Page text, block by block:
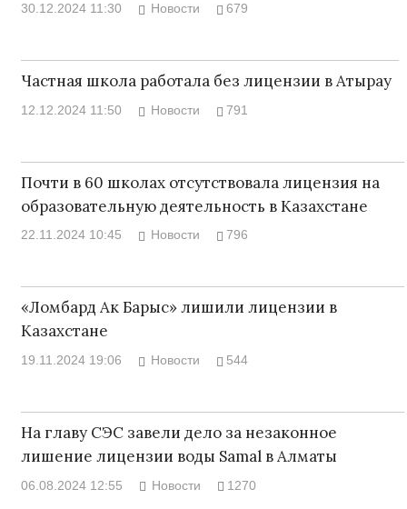
30.12.2024 11:30 Новости 679
Частная школа работала без лицензии в Атырау
12.12.2024 11:50 Новости 791
Почти в 60 школах отсутствовала лицензия на
образовательную деятельность в Казахстане
22.11.2024 10:45 Новости 796
«Ломбард Ак Барыс» лишили лицензии в
Казахстане
19.11.2024 19:06 Новости 544
На главу СЭС завели дело за незаконное
лишение лицензии воды Samal в Алматы
06.08.2024 12:55 Новости 1270